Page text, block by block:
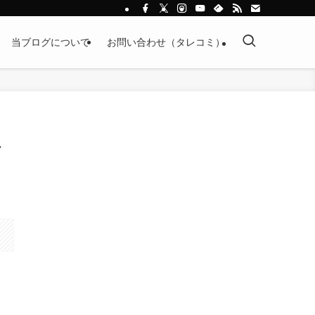
当ブログについて お問い合わせ（タレコミ）